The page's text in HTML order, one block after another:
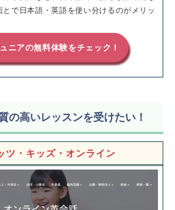
で日本語・英語を使い分けるのがメリッ
ニアの無料体験をチェック！
の高いレッスンを受けたい！
ツ・キッズ・オンライン